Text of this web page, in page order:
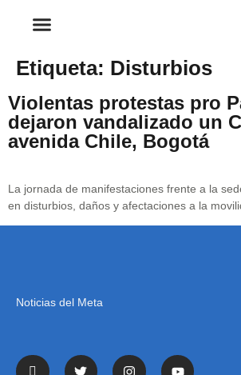
Etiqueta: Disturbios
Violentas protestas pro
dejaron vandalizado un
avenida Chile, Bogotá
La jornada de manifestaciones frente a la
en disturbios, daños y afectaciones a la
Noticias del Meta